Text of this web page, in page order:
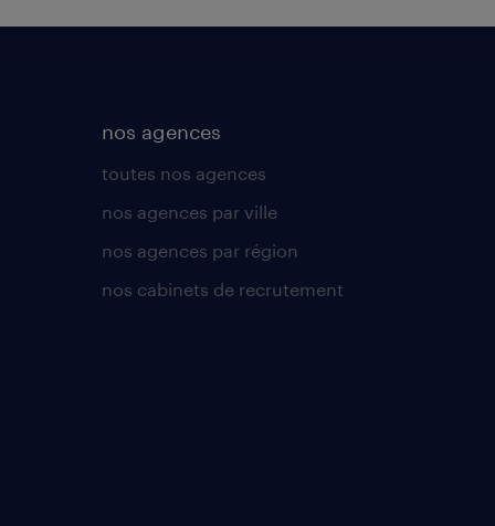
nos agences
toutes nos agences
nos agences par ville
nos agences par région
nos cabinets de recrutement